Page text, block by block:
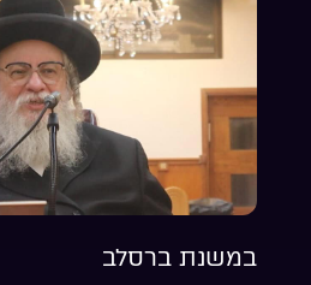
במשנת ברסלב